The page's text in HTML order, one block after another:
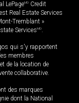
LePageMD Credit
Real Estate Services
Tremblant »
ServicesMD.
qui s'y rapportent
membres
de la location de
collaborative.
des marques
dont la National